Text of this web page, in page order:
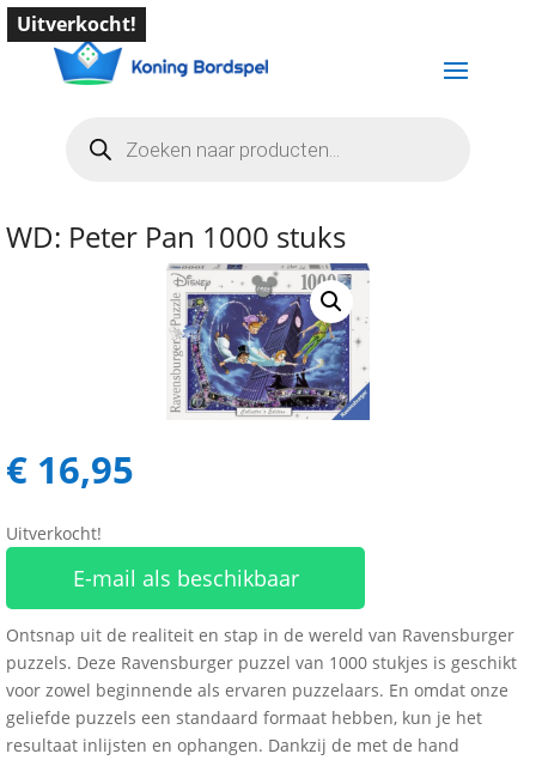
zoeken
Uitverkocht!
WD: Peter Pan 1000 stuks
€ 16,95
Uitverkocht!
E-mail als beschikbaar
Ontsnap uit de realiteit en stap in de wereld van Ravensburger
puzzels. Deze Ravensburger puzzel van 1000 stukjes is geschikt
voor zowel beginnende als ervaren puzzelaars. En omdat onze
geliefde puzzels een standaard formaat hebben, kun je het
resultaat inlijsten en ophangen. Dankzij de met de hand